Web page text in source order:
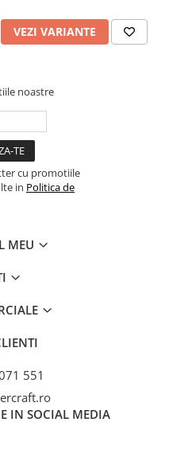
VEZI VARIANTE
noastre
cu promotiile
in Politica de
MEU
551
IN SOCIAL MEDIA